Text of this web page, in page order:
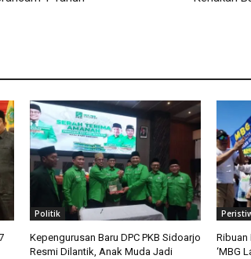
Politik
Kepengurusan Baru DPC PKB Sidoarjo
Resmi Dilantik, Anak Muda Jadi
Ribuan
‘MBG